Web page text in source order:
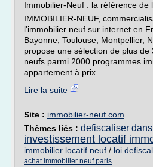
Immobilier-Neuf : la référence de
IMMOBILIER-NEUF,
l'immobilier neuf sur internet en
Bayonne, Toulouse, Montpellier,
propose une sélection de plus
neufs parmi 2000 programmes
appartement à prix...
Lire la suite
Site : immobilier-neuf.com
Thèmes liés : defiscaliser
investissement locatif
immobilier locatif neuf / loi
achat immobilier neuf paris